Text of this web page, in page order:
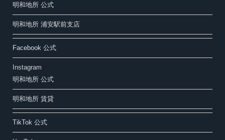
明和地所 公式
明和地所 浦安駅前支店
Facebook 公式
Instagram
明和地所 公式
明和地所 賃貸
TikTok 公式